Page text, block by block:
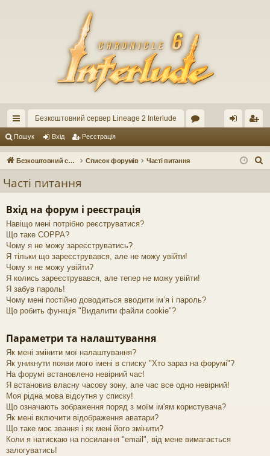
ви
дк
до
ст
уп
Безкоштовний сервер Lineage 2 Interlude
ум д ст
ці
Пошук Вхід Реєстрація
Безкоштовний сервер Lineage 2 Interlude Список форумів Часті питання
Часті питання
Вхід на форум і реєстрація
Навіщо мені потрібно реєструватися?
Що таке COPPA?
Чому я не можу зареєструватись?
Я тільки що зареєструвався, але не можу увійти!
Чому я не можу увійти?
Я колись зареєструвався, але тепер не можу увійти!
Я забув пароль!
Чому мені постійно доводиться вводити ім’я і пароль?
Що робить функція "Видалити файли cookie"?
Параметри та налаштування
Як мені змінити мої налаштування?
Як уникнути появи мого імені в списку "Хто зараз на форумі"?
На форумі встановлено невірний час!
Я встановив власну часову зону, але час все одно невірний!
Моя рідна мова відсутня у списку!
Що означають зображення поряд з моїм ім'ям користувача?
Як мені включити відображення аватари?
Що таке моє звання і як мені його змінити?
Коли я натискаю на посилання "email", від мене вимагається
залогуватись!